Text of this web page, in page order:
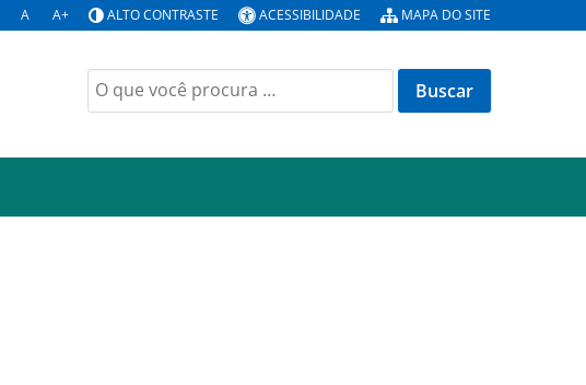
A A+ ALTO CONTRASTE ACESSIBILIDADE MAPA DO SITE